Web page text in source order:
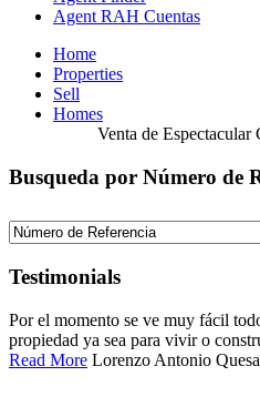
Agent RAH Cuentas
Home
Properties
Sell
Homes
Venta de
Busqueda por Número de
Testimonials
Por el momento se ve muy fácil
propiedad ya sea para vivir o
Read More Lorenzo Antonio